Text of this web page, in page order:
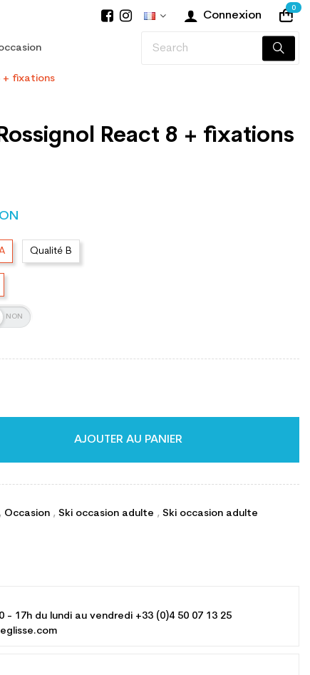
Connexion
0
+ fixations
React 8 + fixations
Qualité B
AJOUTER AU PANIER
, Occasion , Ski occasion adulte , Ski occasion adulte
- 17h du lundi au vendredi +33 (0)4 50 07 13 25